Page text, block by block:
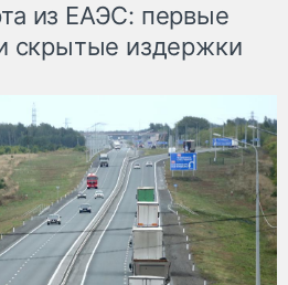
из ЕАЭС: первые
скрытые издержки